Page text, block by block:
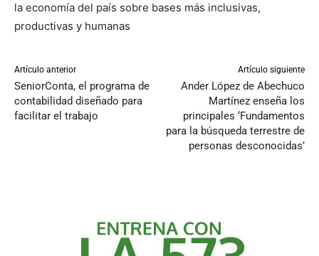
la economía del país sobre bases más inclusivas,
productivas y humanas
Artículo anterior
SeniorConta, el programa de
contabilidad diseñado para
facilitar el trabajo
Artículo siguiente
Ander López de Abechuco
Martínez enseña los
principales ‘Fundamentos
para la búsqueda terrestre de
personas desconocidas’